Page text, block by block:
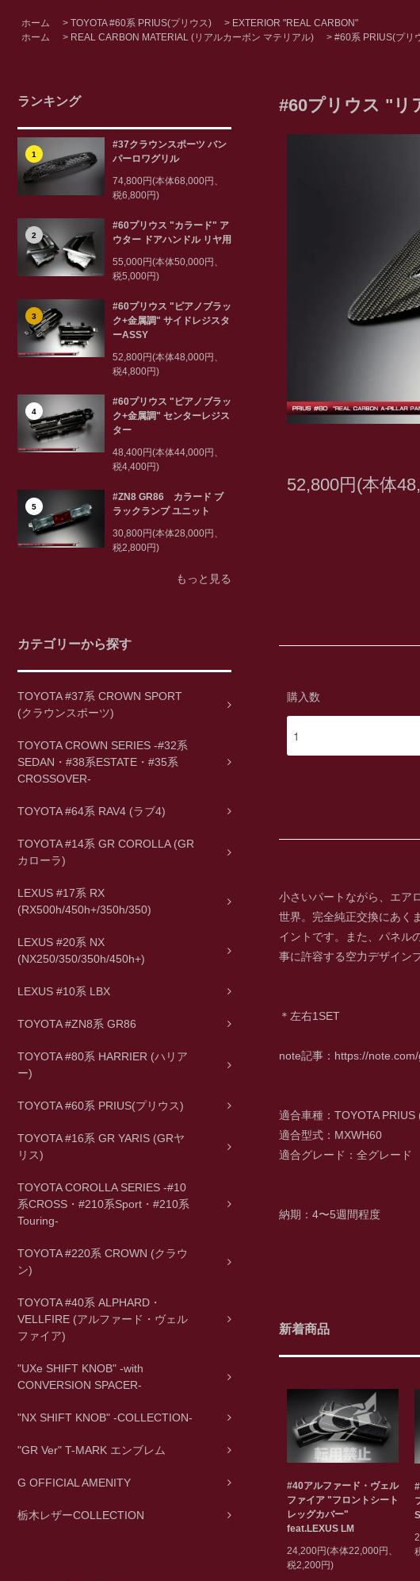
ホーム > TOYOTA #60系 PRIUS(プリウス) > EXTERIOR "REAL CARBON"
ホーム
> REAL CARBON MATERIAL (リアルカーボン マテリアル) > #60系 PRIUS(プリ
ランキング
1
#37クラウンスポーツ バン
パーロワグリル
74,800円(本体68,000円、
税6,800円)
2
#60プリウス "カラード" ア
ウター ドアハンドル リヤ用
55,000円(本体50,000円、
税5,000円)
3
#60プリウス "ピアノブラッ
ク+金属調" サイドレジスタ
ーASSY
52,800円(本体48,000円、
税4,800円)
4
#60プリウス "ピアノブラッ
ク+金属調" センターレジス
ター
48,400円(本体44,000円、
税4,400円)
5
#ZN8 GR86 カラード ブ
ラックランプ ユニット
30,800円(本体28,000円、
税2,800円)
もっと見る
カテゴリーから探す
TOYOTA #37系 CROWN SPORT
(クラウンスポーツ)
TOYOTA CROWN SERIES -#32系
SEDAN・#38系ESTATE・#35系
CROSSOVER-
TOYOTA #64系 RAV4 (ラブ4)
TOYOTA #14系 GR COROLLA (GR
カローラ)
LEXUS #17系 RX
(RX500h/450h+/350h/350)
LEXUS #20系 NX
(NX250/350/350h/450h+)
LEXUS #10系 LBX
TOYOTA #ZN8系 GR86
TOYOTA #80系 HARRIER (ハリア
ー)
TOYOTA #60系 PRIUS(プリウス)
TOYOTA #16系 GR YARIS (GRヤ
リス)
TOYOTA COROLLA SERIES -#10
系CROSS・#210系Sport・#210系
Touring-
TOYOTA #220系 CROWN (クラウ
ン)
TOYOTA #40系 ALPHARD・
VELLFIRE (アルファード・ヴェル
ファイア)
"UXe SHIFT KNOB" -with
CONVERSION SPACER-
"NX SHIFT KNOB" -COLLECTION-
"GR Ver" T-MARK エンブレム
G OFFICIAL AMENITY
栃木レザーCOLLECTION
#60プリウス "リ
52,800円(本体
購入数
小さいパートながら、エア
世界。完全純正交換にあく
イントです。また、パネル
事に許容する空力デザイン
＊左右1SET
note記事： https://
適合車種：TOYOTA PRIUS
適合型式：MXWH60
適合グレード：全グレード
納期：4〜5週間程度
新着商品
#40アルファード・ヴェル
ファイア "フロントシート
レッグカバー"
feat.LEXUS LM
24,200円(本体22,000円、
税2,200円)